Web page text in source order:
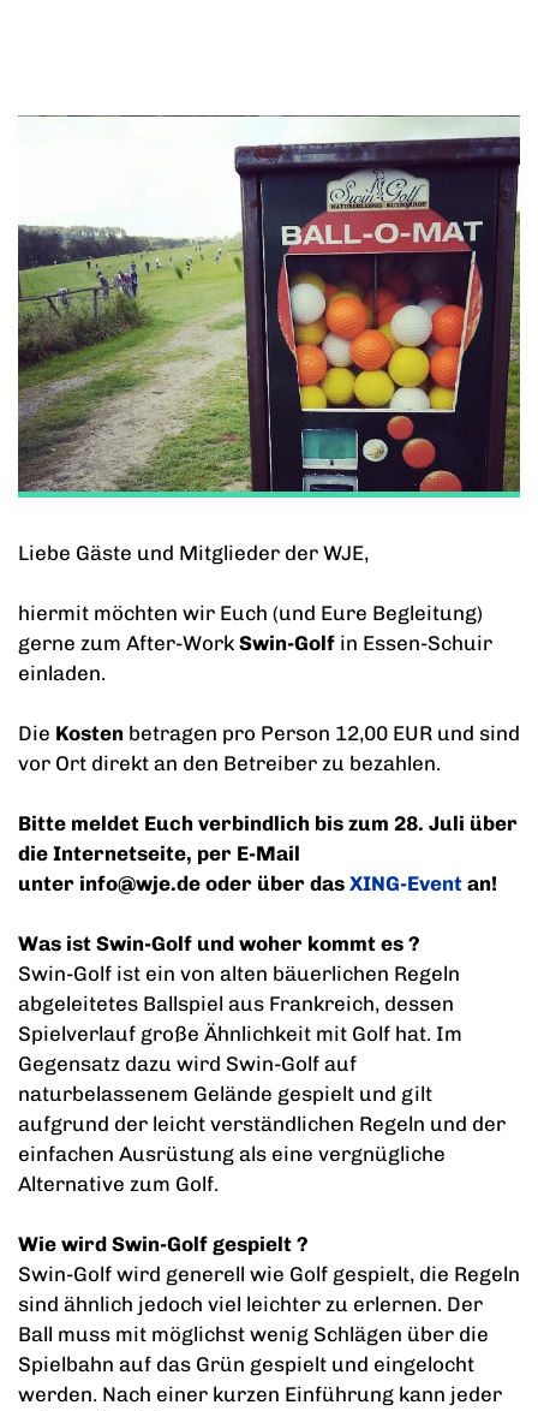
Liebe Gäste und Mitglieder der WJE,
hiermit möchten wir Euch (und Eure Begleitung)
gerne zum After-Work Swin-Golf in Essen-Schuir
einladen.
Die Kosten betragen pro Person 12,00 EUR und sind
vor Ort direkt an den Betreiber zu bezahlen.
Bitte meldet Euch verbindlich bis zum 28. Juli über
die Internetseite, per E-Mail
unter info@wje.de oder über das XING-Event an!
Was ist Swin-Golf und woher kommt es ?
Swin-Golf ist ein von alten bäuerlichen Regeln
abgeleitetes Ballspiel aus Frankreich, dessen
Spielverlauf große Ähnlichkeit mit Golf hat. Im
Gegensatz dazu wird Swin-Golf auf
naturbelassenem Gelände gespielt und gilt
aufgrund der leicht verständlichen Regeln und der
einfachen Ausrüstung als eine vergnügliche
Alternative zum Golf.
Wie wird Swin-Golf gespielt ?
Swin-Golf wird generell wie Golf gespielt, die Regeln
sind ähnlich jedoch viel leichter zu erlernen. Der
Ball muss mit möglichst wenig Schlägen über die
Spielbahn auf das Grün gespielt und eingelocht
werden. Nach einer kurzen Einführung kann jeder